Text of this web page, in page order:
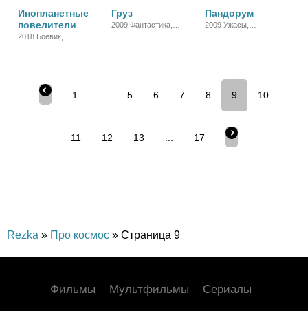
Инопланетные
повелители
2018 Боевик,
Груз
2009 Фантастика,
Пандорум
2009 Ужасы,
1 5 6 7 8 9 10
11 12 13 17
Rezka » Про космос » Страница 9
Фильмы Мультфильмы Сериалы